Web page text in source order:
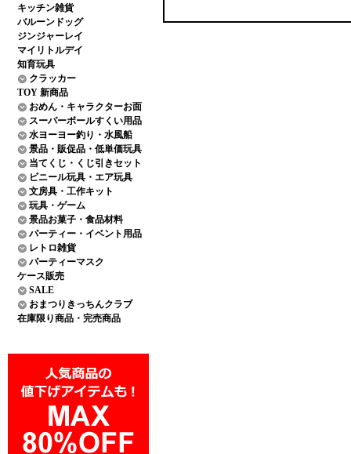
キッチン雑貨
バルーンドッグ
ジンジャーレイ
マイリトルデイ
知育玩具
クラッカー
TOY 新商品
おめん・キャラクターお面
スーパーボールすくい用品
水ヨーヨー釣り・水風船
景品・販促品・低単価玩具
当てくじ・くじ引きセット
ビニール玩具・エア玩具
文房具・工作キット
玩具・ゲーム
景品お菓子・食品材料
パーティー・イベント用品
レトロ雑貨
パーティーマスク
ケース販売
SALE
おまつりきっちんクラブ
在庫限り商品・完売商品